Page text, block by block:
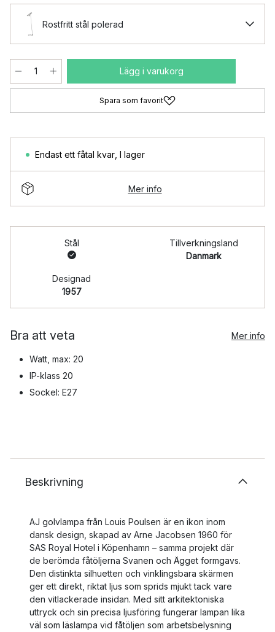
Rostfritt stål polerad
Lägg i varukorg
Spara som favorit
Endast ett fåtal kvar I lager
Mer info
Stål
Tillverkningsland
Danmark
Designad
1957
Bra att veta Mer info
Watt, max: 20
IP-klass 20
Sockel: E27
Beskrivning
AJ golvlampa från Louis Poulsen är en ikon inom
dansk design, skapad av Arne Jacobsen 1960 för
SAS Royal Hotel i Köpenhamn – samma projekt där
de berömda fåtöljerna Svanen och Ägget formgavs.
Den distinkta silhuetten och vinklingsbara skärmen
ger ett direkt, riktat ljus som sprids mjukt tack vare
den vitlackerade insidan. Med sitt arkitektoniska
uttryck och sin precisa ljusföring fungerar lampan lika
väl som läslampa vid fåtöljen som arbetsbelysning